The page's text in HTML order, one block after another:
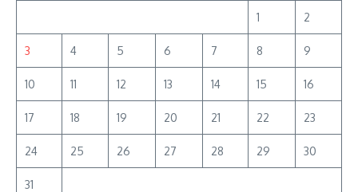
1 2
3 4 5 6 7 8 9
10 11 12 13 14 15 16
17 18 19 20 21 22 23
24 25 26 27 28 29 30
31